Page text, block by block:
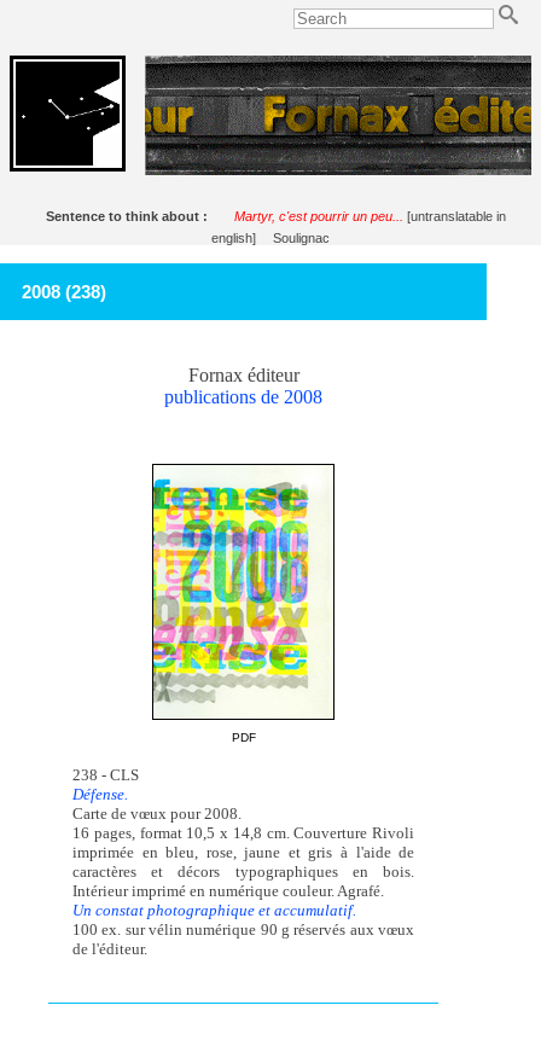
Sentence to think about : Martyr, c'est pourrir un peu...
[untranslatable in
english]
Soulignac
2008 (238)
Fornax éditeur
publications de 2008
PDF
238 - CLS
Défense.
Carte de vœux pour 2008.
16 pages, format 10,5 x 14,8 cm. Couverture Rivoli
imprimée en bleu, rose, jaune et gris à l'aide de
caractères et décors typographiques en bois.
Intérieur imprimé en numérique couleur. Agrafé.
Un constat photographique et accumulatif.
100 ex. sur vélin numérique 90 g réservés aux vœux
de l'éditeur.